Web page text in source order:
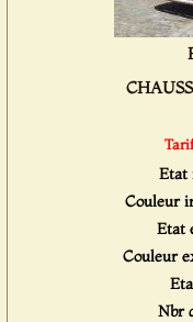
Etat
Couleur
Etat
Couleur
Nbr